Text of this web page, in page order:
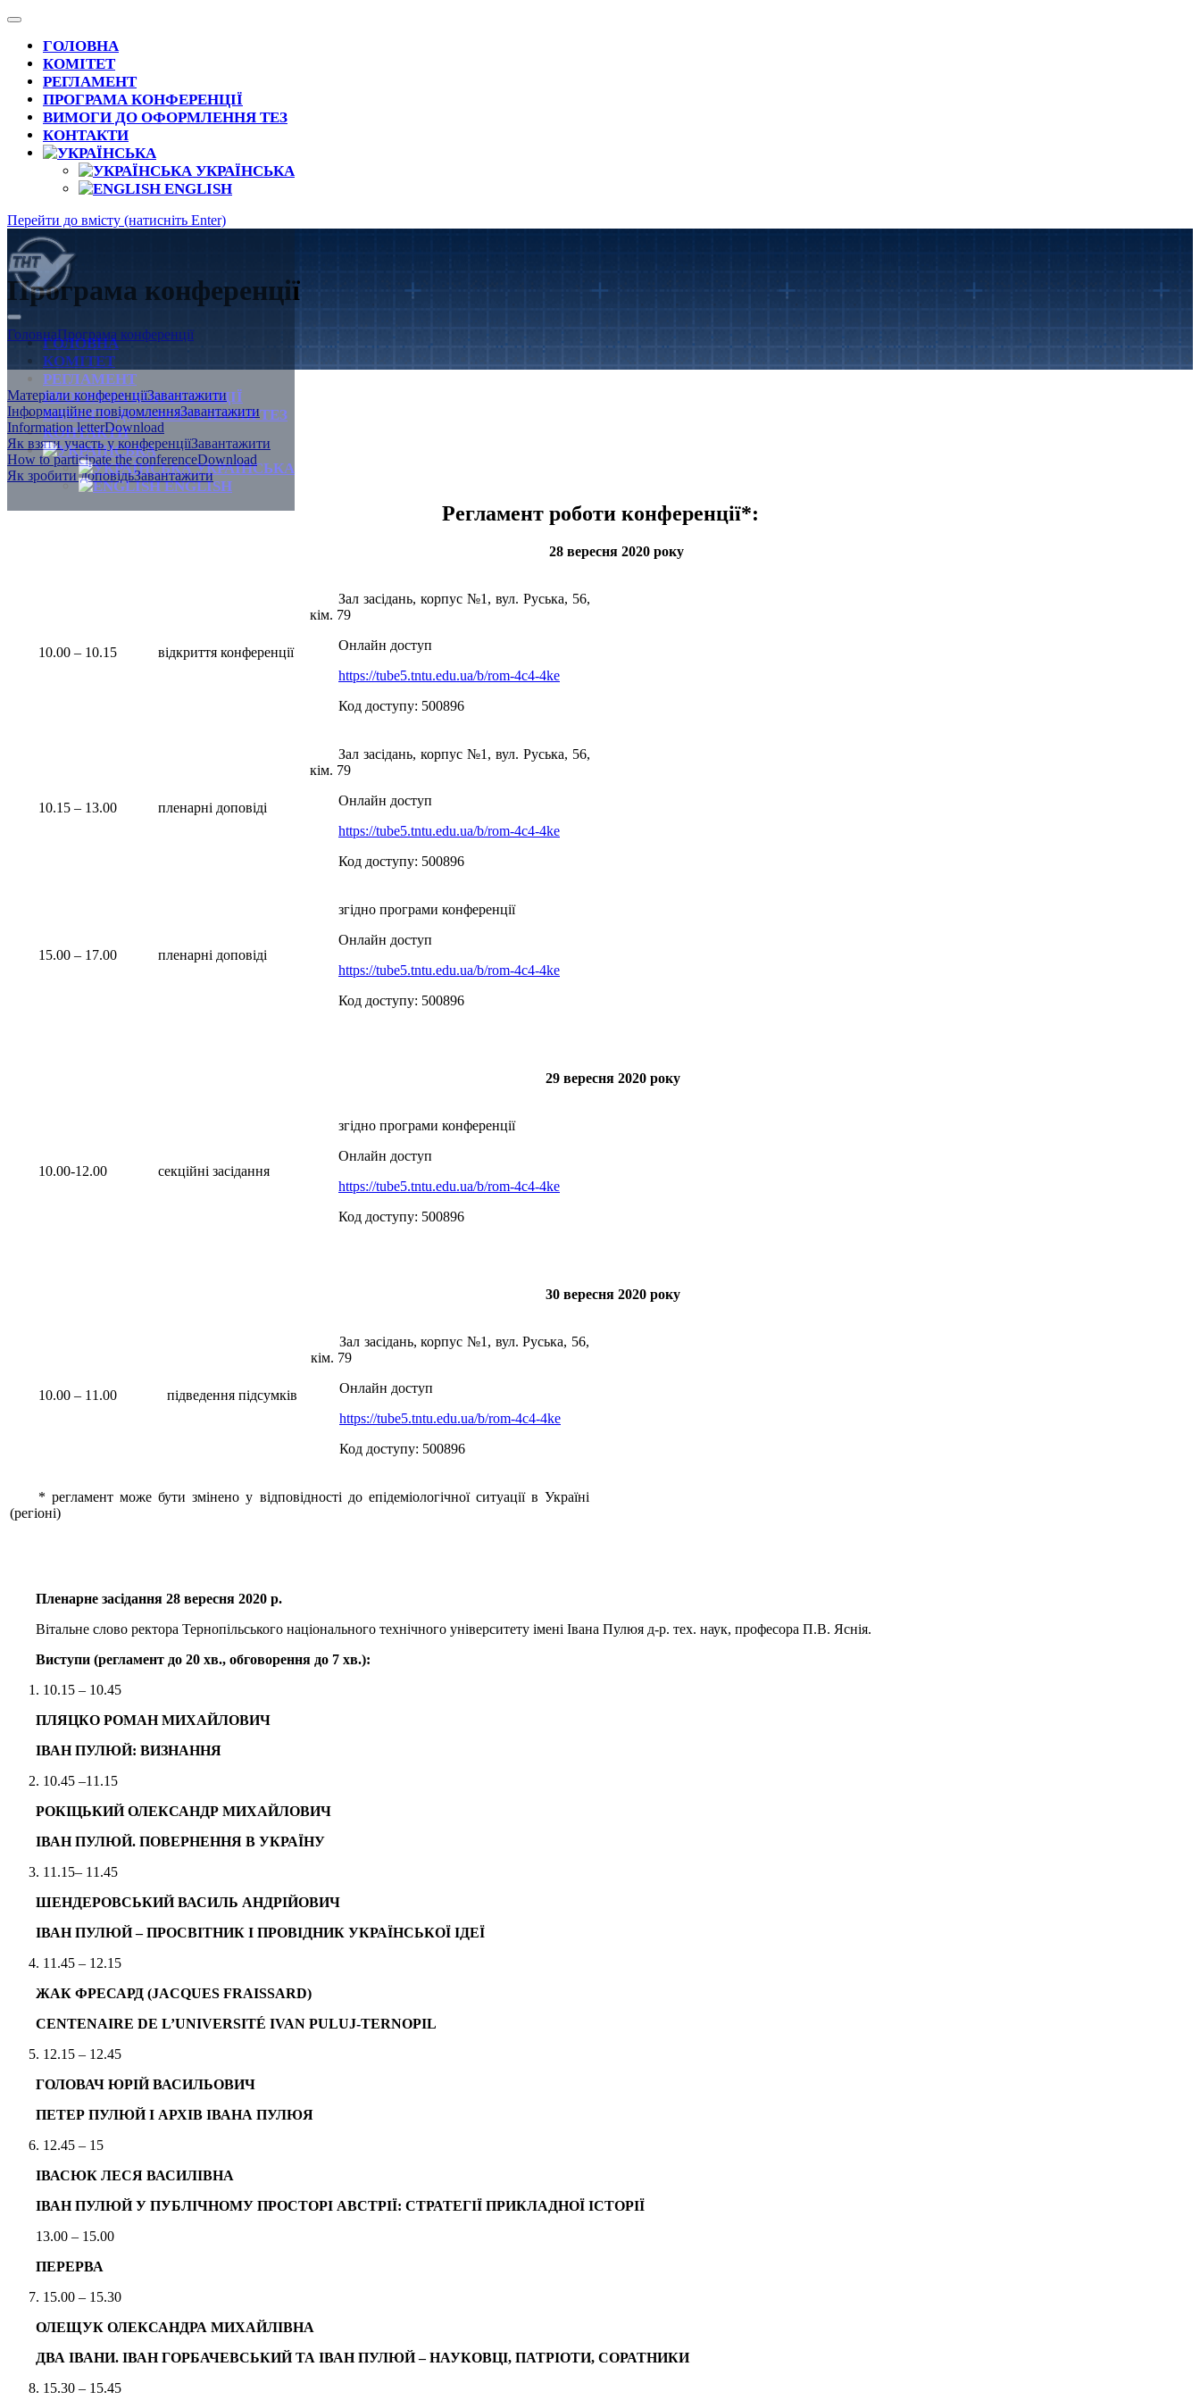
ГОЛОВНА
КОМІТЕТ
РЕГЛАМЕНТ
ПРОГРАМА КОНФЕРЕНЦІЇ
ВИМОГИ ДО ОФОРМЛЕННЯ ТЕЗ
КОНТАКТИ
УКРАЇНСЬКА
ENGLISH
Перейти до вмісту (натисніть Enter)
Міжнародна наукова конференція "Іван
Пулюй: життя в ім'я науки та України"
ГОЛОВНА
КОМІТЕТ
РЕГЛАМЕНТ
ПРОГРАМА КОНФЕРЕНЦІЇ
ВИМОГИ ДО ОФОРМЛЕННЯ ТЕЗ
КОНТАКТИ
УКРАЇНСЬКА
ENGLISH
Програма конференції
ГоловнаПрограма конференції
Матеріали конференціїЗавантажити
Інформаційне повідомленняЗавантажити
Information letterDownload
Як взяти участь у конференціїЗавантажити
How to participate the conferenceDownload
Як зробити доповідьЗавантажити
Регламент роботи конференції*:
28 вересня 2020 року
10.00 – 10.15 відкриття конференції
Зал засідань, корпус №1, вул. Руська, 56,
кім. 79
Онлайн доступ
https://tube5.tntu.edu.ua/b/rom-4c4-4ke
Код доступу: 500896
10.15 – 13.00 пленарні доповіді
Зал засідань, корпус №1, вул. Руська, 56,
кім. 79
Онлайн доступ
https://tube5.tntu.edu.ua/b/rom-4c4-4ke
Код доступу: 500896
15.00 – 17.00 пленарні доповіді
згідно програми конференції
Онлайн доступ
https://tube5.tntu.edu.ua/b/rom-4c4-4ke
Код доступу: 500896
29 вересня 2020 року
10.00-12.00 секційні засідання
згідно програми конференції
Онлайн доступ
https://tube5.tntu.edu.ua/b/rom-4c4-4ke
Код доступу: 500896
30 вересня 2020 року
10.00 – 11.00 підведення підсумків
Зал засідань, корпус №1, вул. Руська, 56,
кім. 79
Онлайн доступ
https://tube5.tntu.edu.ua/b/rom-4c4-4ke
Код доступу: 500896
* регламент може бути змінено у відповідності до епідеміологічної ситуації в Україні
(регіоні)
Пленарне засідання 28 вересня 2020 р.
Вітальне слово ректора Тернопільського національного технічного університету імені Івана Пулюя д-р. тех. наук, професора П.В. Яснія.
Виступи (регламент до 20 хв., обговорення до 7 хв.):
10.15 – 10.45
ПЛЯЦКО РОМАН МИХАЙЛОВИЧ
ІВАН ПУЛЮЙ: ВИЗНАННЯ
10.45 –11.15
РОКІЦЬКИЙ ОЛЕКСАНДР МИХАЙЛОВИЧ
ІВАН ПУЛЮЙ. ПОВЕРНЕННЯ В УКРАЇНУ
11.15– 11.45
ШЕНДЕРОВСЬКИЙ ВАСИЛЬ АНДРІЙОВИЧ
ІВАН ПУЛЮЙ – ПРОСВІТНИК І ПРОВІДНИК УКРАЇНСЬКОЇ ІДЕЇ
11.45 – 12.15
ЖАК ФРЕСАРД (JACQUES FRAISSARD)
CENTENAIRE DE L’UNIVERSITÉ IVAN PULUJ-TERNOPIL
12.15 – 12.45
ГОЛОВАЧ ЮРІЙ ВАСИЛЬОВИЧ
ПЕТЕР ПУЛЮЙ І АРХІВ ІВАНА ПУЛЮЯ
12.45 – 15
ІВАСЮК ЛЕСЯ ВАСИЛІВНА
ІВАН ПУЛЮЙ У ПУБЛІЧНОМУ ПРОСТОРІ АВСТРІЇ: СТРАТЕГІЇ ПРИКЛАДНОЇ ІСТОРІЇ
13.00 – 15.00
ПЕРЕРВА
15.00 – 15.30
ОЛЕЩУК ОЛЕКСАНДРА МИХАЙЛІВНА
ДВА ІВАНИ. ІВАН ГОРБАЧЕВСЬКИЙ ТА ІВАН ПУЛЮЙ – НАУКОВЦІ, ПАТРІОТИ, СОРАТНИКИ
15.30 – 15.45